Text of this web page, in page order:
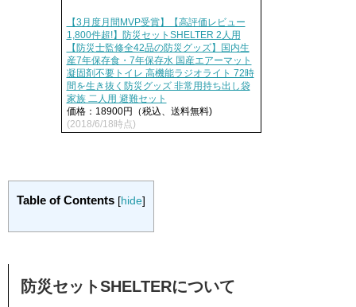
【3月度月間MVP受賞】【高評価レビュー
1,800件超!】防災セットSHELTER 2人用
【防災士監修全42品の防災グッズ】国内生
産7年保存食・7年保存水 国産エアーマット
凝固剤不要トイレ 高機能ラジオライト 72時
間を生き抜く防災グッズ 非常用持ち出し袋
家族 二人用 避難セット
価格：18900円（税込、送料無料)
(2018/6/18時点)
Table of Contents [hide]
防災セットSHELTERについて